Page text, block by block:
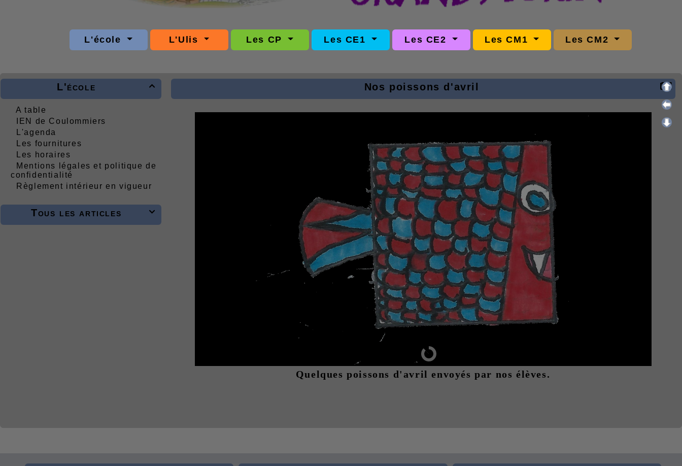
L'école L'Ulis Les CP Les CE1 Les CE2 Les CM1 Les CM2

L'école
A table
IEN de Coulommiers
L'agenda
Les fournitures
Les horaires
Mentions légales et politique de
confidentialité
Règlement intérieur en vigueur

Tous les articles
Nos poissons d'avril
Quelques poissons d'avril envoyés par nos élèves.